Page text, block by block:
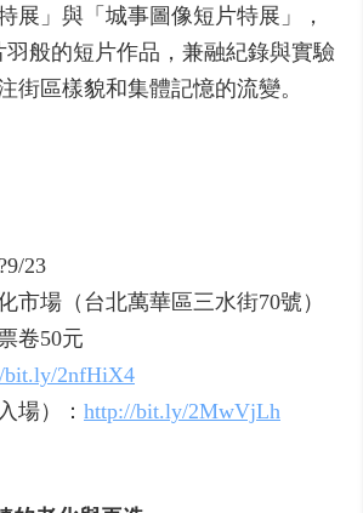
展」與「城事圖像短片特展」，
般的短片作品，兼融紀錄與實驗
街區樣貌和集體記憶的流變。
23
市場（台北萬華區三水街70號）
卷50元
bit.ly/2nfHiX4
場）： http://bit.ly/2MwVjLh